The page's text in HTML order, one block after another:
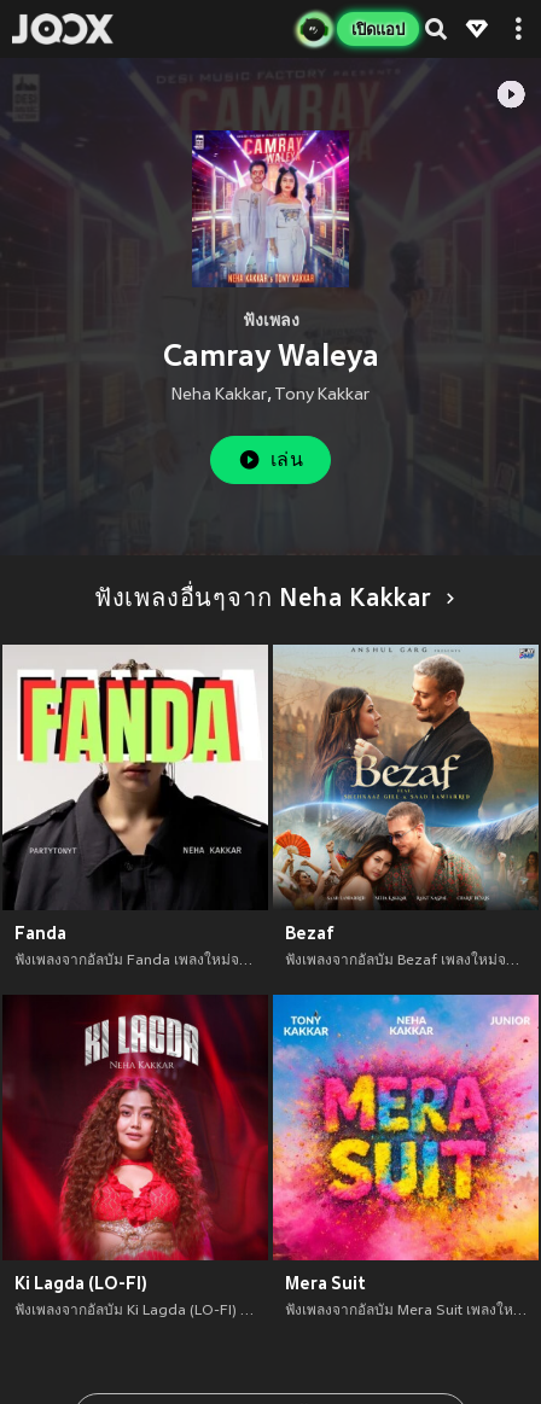
เปิดแอป
ฟังเพลง
Camray Waleya
Neha Kakkar, Tony Kakkar
เล่น
ฟังเพลงอื่นๆจาก Neha Kakkar
Fanda
ฟังเพลงจากอัลบัม Fanda เพลงใหม่จาก อัพเดทเพลงใหม่ล่าสุดก่อนใคร ตลอดปี 2021
Bezaf
ฟังเพลงจากอัลบัม Bezaf เพลงใหม่จาก อัพเดทเพลงใหม่ล่าสุดก่อนใคร ตลอดปี 2021
Ki Lagda (LO-FI)
ฟังเพลงจากอัลบัม Ki Lagda (LO-FI) เพลงใหม่จาก อัพเดทเพลงใหม่ล่าสุดก่อนใคร ตลอดปี 2021
Mera Suit
ฟังเพลงจากอัลบัม Mera Suit เพลงใหม่จาก อัพเดทเพลงใหม่ล่าสุดก่อนใคร ตลอดปี 2021